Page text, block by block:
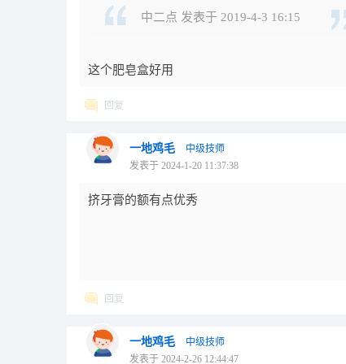
中二点 发表于 2019-4-3 16:15
这个肥皂盒好用
回复
一地鸡毛
中级技师
发表于 2024-1-20 11:37:38
挤牙膏的额有点优秀
回复
一地鸡毛
中级技师
发表于 2024-2-26 12:44:47